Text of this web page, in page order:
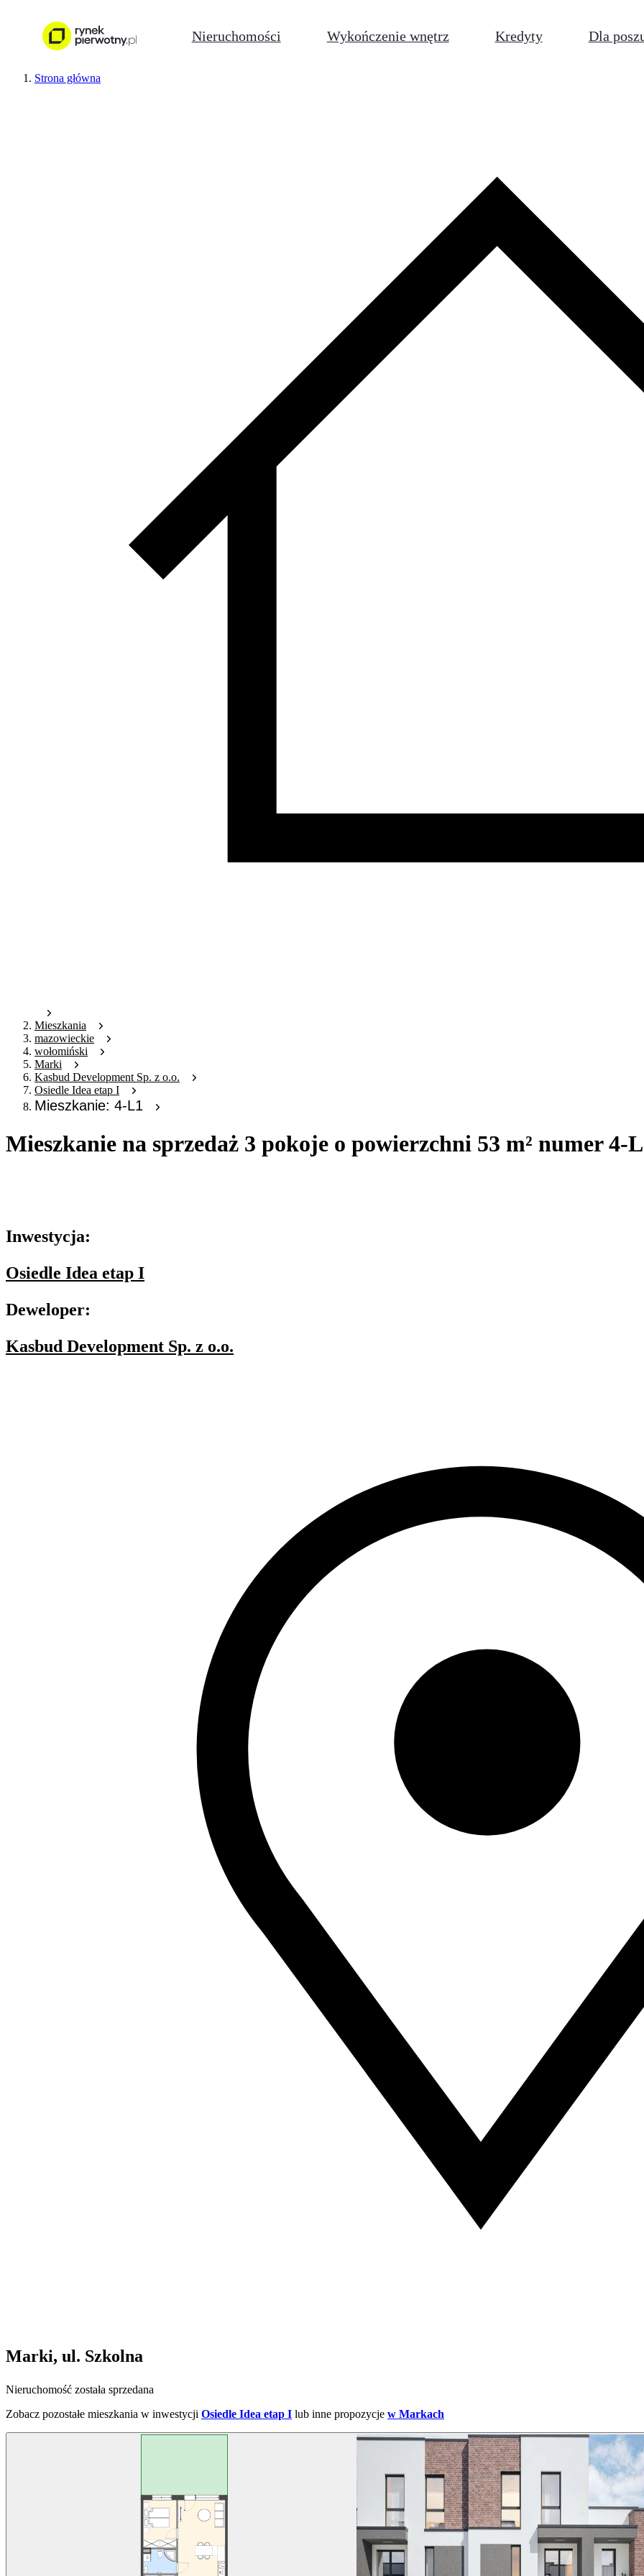
Nieruchomości Wykończenie wnętrz Kredyty Dla
Strona główna
Mieszkania
mazowieckie
wołomiński
Marki
Kasbud Development Sp. z o.o.
Osiedle Idea etap I
Mieszkanie: 4-L1
Mieszkanie na sprzedaż 3 pokoje o powierzchni 53 m² numer 4-
Inwestycja:
Osiedle Idea etap I
Deweloper:
Kasbud Development Sp. z o.o.
Marki, ul. Szkolna
Nieruchomość została sprzedana
Zobacz pozostałe mieszkania w inwestycji Osiedle Idea etap I lub inne propozycje w Markach